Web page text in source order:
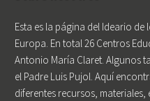
Esta es la página del Ideario
Europa. En total 26 Centros
Antonio María Claret. Algunos
el Padre Luis Pujol. Aquí
diferentes recursos, materiales,